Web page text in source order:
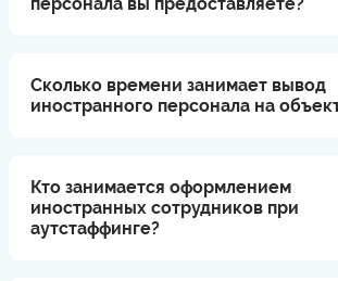
Сколько времени занимает вывод
иностранного персонала на
Кто занимается оформлением
иностранных сотрудников при
аутстаффинге?